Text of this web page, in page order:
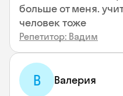
больше от меня.
человек тоже
Репетитор: Вадим
В Валерия